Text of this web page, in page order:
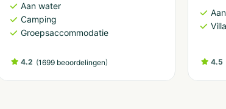
Aan water
Camping
Groepsaccommodatie
4.2 (1699 beoordelingen)
Villa
4.5